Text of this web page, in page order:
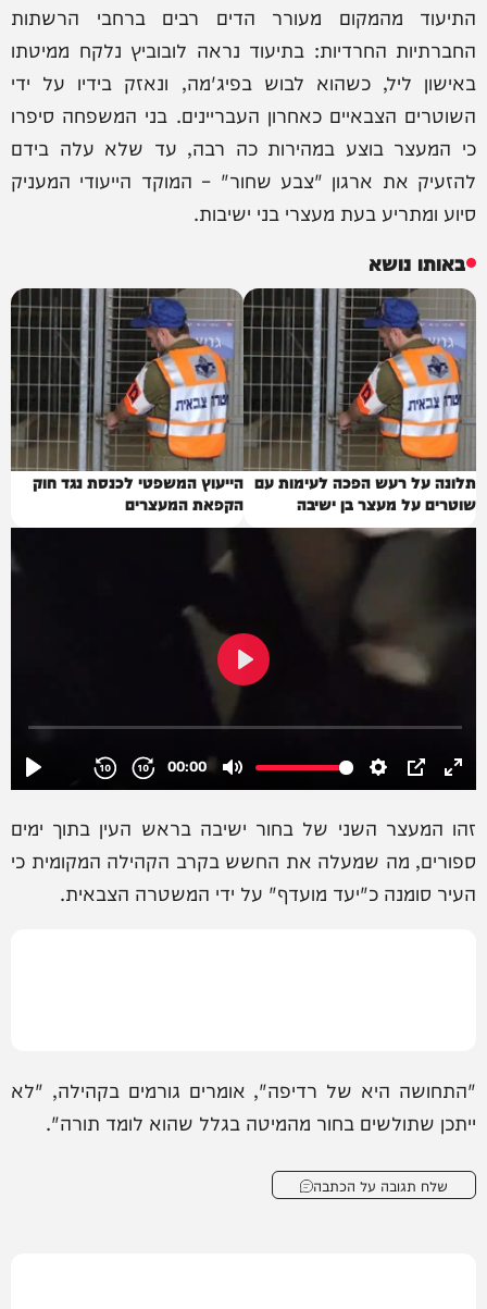
התיעוד מהמקום מעורר הדים רבים ברחבי הרשתות
החברתיות החרדיות: בתיעוד נראה לובוביץ נלקח ממיטתו
באישון ליל, כשהוא לבוש בפיג'מה, ונאזק בידיו על ידי
השוטרים הצבאיים כאחרון העבריינים. בני המשפחה סיפרו
כי המעצר בוצע במהירות כה רבה, עד שלא עלה בידם
להזעיק את ארגון "צבע שחור" – המוקד הייעודי המעניק
סיוע ומתריע בעת מעצרי בני ישיבות.
באותו נושא
תלונה על רעש הפכה לעימות עם
שוטרים על מעצר בן ישיבה
הייעוץ המשפטי לכנסת נגד חוק
הקפאת המעצרים
זהו המעצר השני של בחור ישיבה בראש העין בתוך ימים
ספורים, מה שמעלה את החשש בקרב הקהילה המקומית כי
העיר סומנה כ"יעד מועדף" על ידי המשטרה הצבאית.
"התחושה היא של רדיפה", אומרים גורמים בקהילה, "לא
ייתכן שתולשים בחור מהמיטה בגלל שהוא לומד תורה".
שלח תגובה על הכתבה